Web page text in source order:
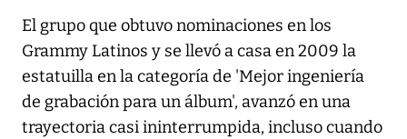
El grupo que obtuvo nominaciones en los
Grammy Latinos y se llevó a casa en 2009 la
estatuilla en la categoría de 'Mejor ingeniería
de grabación para un álbum', avanzó en una
trayectoria casi ininterrumpida, incluso cuando